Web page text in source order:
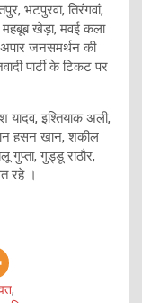
भटपुरवा, तिरंगवां,
खेड़ा, मवई कला
जनसमर्थन की
पार्टी के टिकट पर
यादव, इश्तियाक अली,
हसन खान, शकील
गुप्ता, गुड्डू राठौर,
रहे ।
,